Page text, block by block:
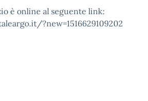
è online al seguente link:
?new=1516629109202